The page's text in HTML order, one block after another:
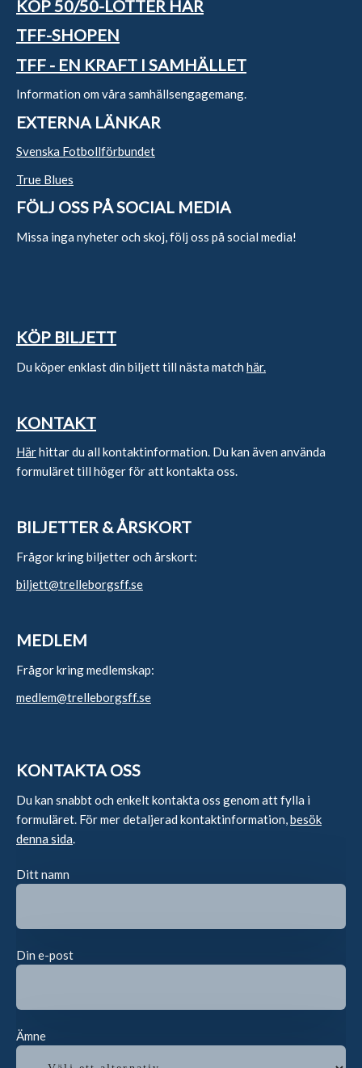
KÖP 50/50-LOTTER HÄR
TFF-SHOPEN
TFF - EN KRAFT I SAMHÄLLET
Information om våra samhällsengagemang.
EXTERNA LÄNKAR
Svenska Fotbollförbundet
True Blues
FÖLJ OSS PÅ SOCIAL MEDIA
Missa inga nyheter och skoj, följ oss på social media!
KÖP BILJETT
Du köper enklast din biljett till nästa match här.
KONTAKT
Härhittar du all kontaktinformation. Du kan även använda
formuläret till höger för att kontakta oss.
BILJETTER & ÅRSKORT
Frågor kring biljetter och årskort:
biljett@trelleborgsff.se
MEDLEM
Frågor kring medlemskap:
medlem@trelleborgsff.se
KONTAKTA OSS
Du kan snabbt och enkelt kontakta oss genom att fylla i
formuläret. För mer detaljerad kontaktinformation, besök
denna sida
Ditt namn
Din e-post
Ämne